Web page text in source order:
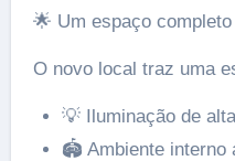
🌟 Um espaço
O novo local traz uma
💡 Iluminação de
🏟️ Ambiente interno